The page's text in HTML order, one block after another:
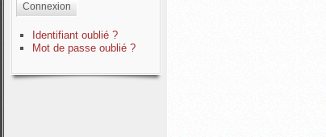
Connexion
Identifiant oublié ?
Mot de passe oublié ?